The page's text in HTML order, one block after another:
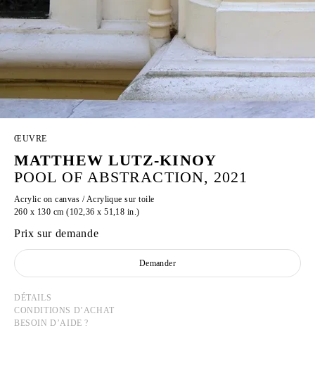
ŒUVRE
MATTHEW LUTZ-KINOY
POOL OF ABSTRACTION, 2021
Acrylic on canvas / Acrylique sur toile
260 x 130 cm (102,36 x 51,18 in.)
Prix sur demande
Demander
DÉTAILS
CONDITIONS D’ACHAT
BESOIN D’AIDE ?